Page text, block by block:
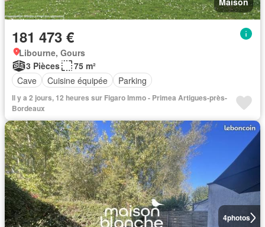
181 473 €
Libourne, Gours
3 Pièces
75 m²
Cave
Cuisine équipée Parking
Il y a 2 jours, 12 heures sur Figaro Immo - Primea Artigues-près-
Bordeaux
4photos